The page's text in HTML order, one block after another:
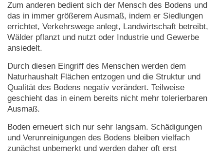
Zum anderen bedient sich der Mensch des Bodens und
das in immer größerem Ausmaß, indem er Siedlungen
errichtet, Verkehrswege anlegt, Landwirtschaft betreibt,
Wälder pflanzt und nutzt oder Industrie und Gewerbe
ansiedelt.
Durch diesen Eingriff des Menschen werden dem
Naturhaushalt Flächen entzogen und die Struktur und
Qualität des Bodens negativ verändert. Teilweise
geschieht das in einem bereits nicht mehr tolerierbaren
Ausmaß.
Boden erneuert sich nur sehr langsam. Schädigungen
und Verunreinigungen des Bodens bleiben vielfach
zunächst unbemerkt und werden daher oft erst